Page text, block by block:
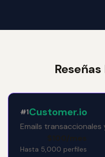
#1Customer.io
Emails transaccionales
Hasta 5,000 perfiles